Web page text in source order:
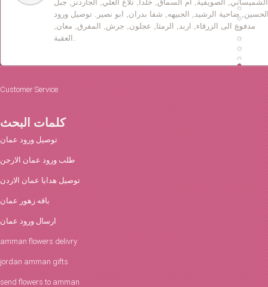
الشميساني, الصويفية, ام السماق, خلدا, تلاع العلي, الجاردنز, جبل
ضاحية الرشيد, الجبيهه, شفا بدران, ابو نصير. توصيل ورود
مدفوع الى الزرقاء, اربد, الرمثا, عجلون, جرش, المفرق, معان,
العقبة.
Customer Service
كلمات البحث
توصيل ورود عمان
طلب ورود عمان الارجن
توصيل هدايا عمان الاردن
باقه زهور عمان
ارسال ورود عمان
amman flowers delivry
jordan amman gifts
send flowers to amman